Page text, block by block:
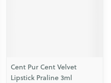
Cent Pur Cent Velvet
Lipstick Praline 3ml